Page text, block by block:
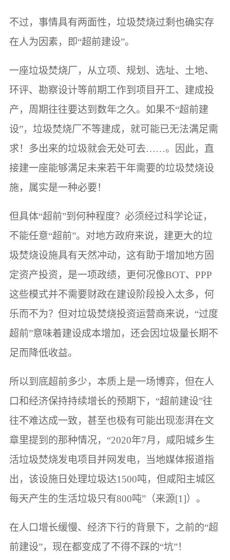
不过，事情具有两面性，垃圾焚烧过剩也确实存
在人为因素，即“超前建设”。
一座垃圾焚烧厂，从立项、规划、选址、土地、
环评、勘察设计等前期工作到项目开工、建成投
产，周期往往要达到数年之久。如果不“超前建
设”，垃圾焚烧厂不等建成，就可能已无法满足需
求！多出来的垃圾就会无处可去……。因此，直
接建一座能够满足未来若干年需要的垃圾焚烧设
施，属实是一种必要！
但具体“超前”到何种程度？必须经过科学论证，
不能任意“超前”。对地方政府来说，建更大的垃
圾焚烧设施具有天然冲动，这有助于增加地方固
定资产投资，是一项政绩，更何况像BOT、PPP
这些模式并不需要财政在建设阶段投入太多，何
乐而不为？但对垃圾焚烧投资运营商来说，“过度
超前”意味着建设成本增加，还会因垃圾量长期不
足而降低收益。
所以到底超前多少，本质上是一场博弈，但在人
口和经济保持持续增长的预期下，“超前建设”往
往不难达成一致，甚至也极有可能出现澎湃在文
章里提到的那种情况，“2020年7月，咸阳城乡生
活垃圾焚烧发电项目并网发电，当地媒体报道指
出，该设施日处理垃圾达1500吨，但咸阳主城区
每天产生的生活垃圾只有800吨”（来源[1]）。
在人口增长缓慢、经济下行的背景下，之前的“超
前建设”，现在都变成了不得不踩的“坑”！